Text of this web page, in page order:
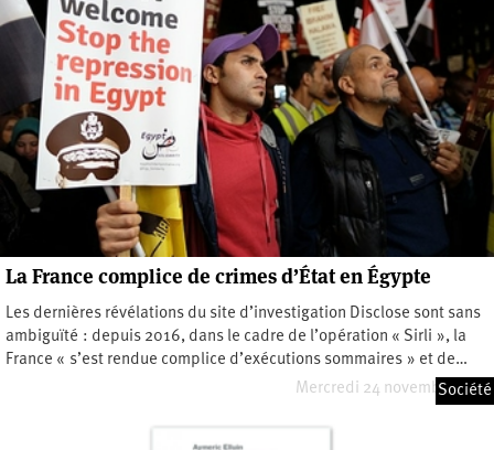
La France complice de crimes d’État en Égypte
Les dernières révélations du site d’investigation Disclose sont sans
ambiguïté : depuis 2016, dans le cadre de l’opération « Sirli », la
France « s’est rendue complice d’exécutions sommaires » et de…
Mercredi 24 novembre 2021
Société